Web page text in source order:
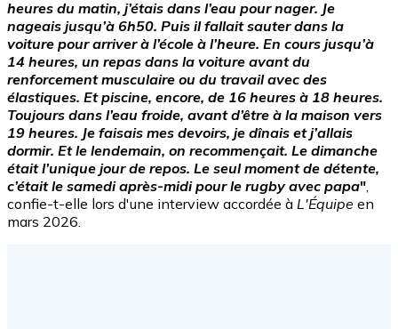
heures du matin, j’étais dans l’eau pour nager. Je
nageais jusqu’à 6h50. Puis il fallait sauter dans la
voiture pour arriver à l’école à l’heure. En cours jusqu’à
14 heures, un repas dans la voiture avant du
renforcement musculaire ou du travail avec des
élastiques. Et piscine, encore, de 16 heures à 18 heures.
Toujours dans l’eau froide, avant d’être à la maison vers
19 heures. Je faisais mes devoirs, je dînais et j’allais
dormir. Et le lendemain, on recommençait. Le dimanche
était l’unique jour de repos. Le seul moment de détente,
c’était le samedi après-midi pour le rugby avec papa"
confie-t-elle lors d'une interview accordée à L'Équipe en
mars 2026.